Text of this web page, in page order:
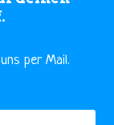
per Mail.